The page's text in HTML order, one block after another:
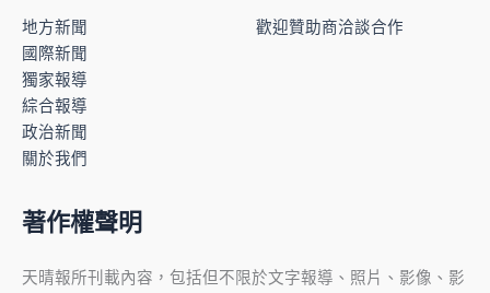
地方新聞
國際新聞
獨家報導
綜合報導
政治新聞
關於我們
歡迎贊助商洽談合作
著作權聲明
天晴報所刊載內容，包括但不限於文字報導、照片、影像、影